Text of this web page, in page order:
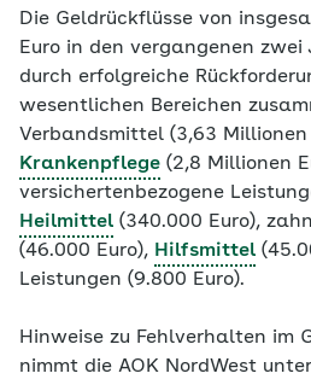
Die Geldrückflüsse von
Euro in den vergangenen zwei
durch erfolgreiche
wesentlichen Bereichen
Verbandsmittel (3,63 Millionen
Krankenpflege (2,8 Millionen
versichertenbezogene
Heilmittel (340.000 Euro),
(46.000 Euro), Hilfsmittel
Leistungen (9.800 Euro).
Hinweise zu Fehlverhalten im
nimmt die AOK NordWest